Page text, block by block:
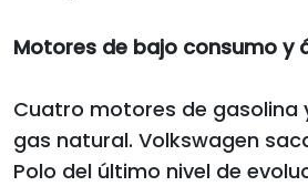
Motores de bajo consumo y
Cuatro motores de gasolina
gas natural. Volkswagen
Polo del último nivel de